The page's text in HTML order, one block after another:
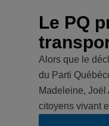
Le PQ
Alors que le
du Parti
Madeleine,
citoyens vivant